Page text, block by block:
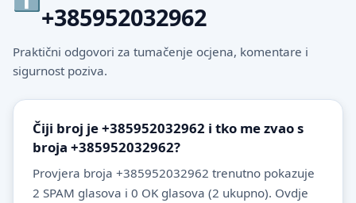
+385952032962
Praktični odgovori za tumačenje ocjena, komentare i
sigurnost poziva.
Čiji broj je +385952032962 i tko me zvao s
broja +385952032962?
Provjera broja +385952032962 trenutno pokazuje
2 SPAM glasova i 0 OK glasova (2 ukupno). Ovdje